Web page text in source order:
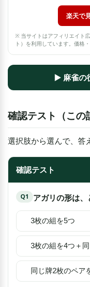
楽天で
※ 当サイトはアフィリエイト
ト）を利用しています。価格
▶ 麻雀の
確認テスト（この
選択肢から選んで、答
確認テスト
Q1 アガリの形は
3枚の組を5つ
3枚の組を4つ＋
同じ牌2枚のペア